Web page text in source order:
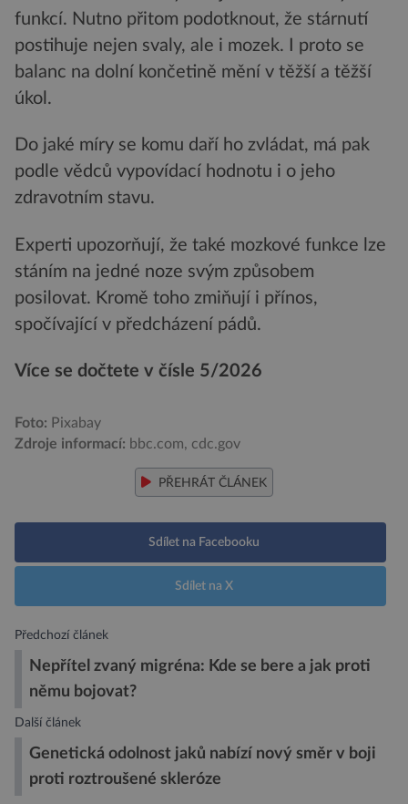
funkcí. Nutno přitom podotknout, že stárnutí
postihuje nejen svaly, ale i mozek. I proto se
balanc na dolní končetině mění v těžší a těžší
úkol.
Do jaké míry se komu daří ho zvládat, má pak
podle vědců vypovídací hodnotu i o jeho
zdravotním stavu.
Experti upozorňují, že také mozkové funkce lze
stáním na jedné noze svým způsobem
posilovat. Kromě toho zmiňují i přínos,
spočívající v předcházení pádů.
Více se dočtete v čísle 5/2026
Foto: Pixabay
Zdroje informací: bbc.com, cdc.gov
PŘEHRÁT ČLÁNEK
Sdílet na Facebooku
Sdílet na X
Předchozí článek
Nepřítel zvaný migréna: Kde se bere a jak proti
němu bojovat?
Další článek
Genetická odolnost jaků nabízí nový směr v boji
proti roztroušené skleróze